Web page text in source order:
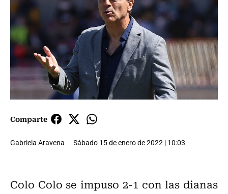
Comparte
Gabriela Aravena Sábado 15 de enero de 2022 | 10:03
Colo Colo se impuso 2-1 con las dianas